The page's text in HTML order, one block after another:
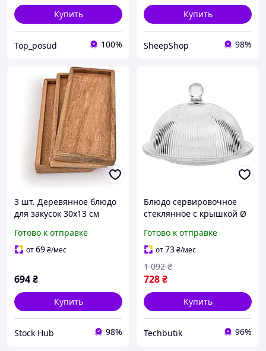
Купить
Top_posud 100%
Купить
SheepShop 98%
3 шт. Деревянное блюдо
для закусок 30х13 см
блюдо из дерева для
закусок и фруктов
Готово к отправке
от69₴/мес
694₴
Купить
Stock Hub 98%
Блюдо сервировочное
стеклянное с крышкой Ø
фруктов прозрачное BT-
4331
Готово к отправке
от73₴/мес
728₴
1 092 ₴
Купить
Techbutik 96%